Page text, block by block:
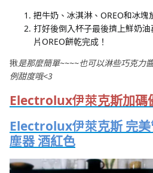
把牛奶、冰淇淋、OREO和冰塊
打好後倒入杯子最後擠上鮮奶
片OREO餅乾完成！
揪是那麼簡單~~~~也可以淋些巧克力
例甜度哦<3
Electrolux伊萊克斯加碼
Electrolux伊萊克斯 完
塵器 酒紅色